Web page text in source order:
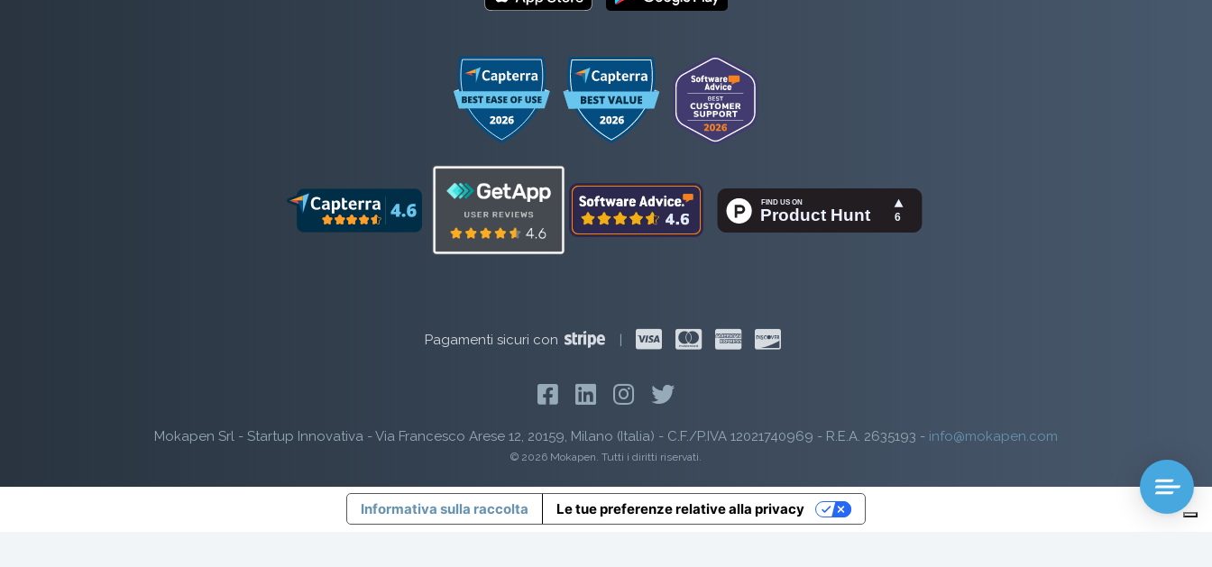
Pagamenti sicuri con |
Mokapen Srl - Startup Innovativa - Via Francesco Arese 12, 20159, Milano (Italia) - C.F./P.IVA 12021740969 - R.E.A. 2635193 - info@mokapen.com
© 2026 Mokapen. Tutti i diritti riservati.
Informativa sulla raccolta Le tue preferenze relative alla privacy